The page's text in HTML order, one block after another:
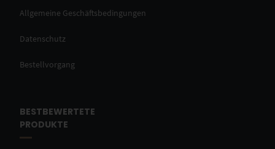
Allgemeine Geschäftsbedingungen
Datenschutz
Bestellvorgang
BESTBEWERTETE
PRODUKTE